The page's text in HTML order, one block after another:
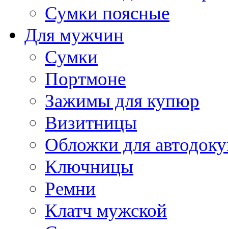
Сумки поясные
Для мужчин
Сумки
Портмоне
Зажимы для купюр
Визитницы
Обложки для
Ключницы
Ремни
Клатч мужской